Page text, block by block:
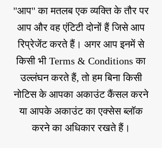
"आप" का मतलब एक व्यक्ति के तौर पर
आप और वह एंटिटी दोनों हैं जिसे आप
रिप्रेजेंट करते हैं। अगर आप इनमें से
किसी भी Terms & Conditions का
उल्लंघन करते हैं, तो हम बिना किसी
नोटिस के आपका अकाउंट कैंसल करने
या आपके अकाउंट का एक्सेस ब्लॉक
करने का अधिकार रखते हैं।